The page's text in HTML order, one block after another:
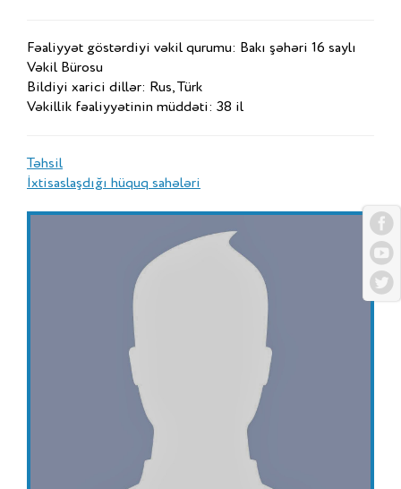
Fəaliyyət göstərdiyi vəkil qurumu: Bakı şəhəri 16 saylı
Vəkil Bürosu
Bildiyi xarici dillər: Rus, Türk
Vəkillik fəaliyyətinin müddəti: 38 il
Təhsil
İxtisaslaşdığı hüquq sahələri